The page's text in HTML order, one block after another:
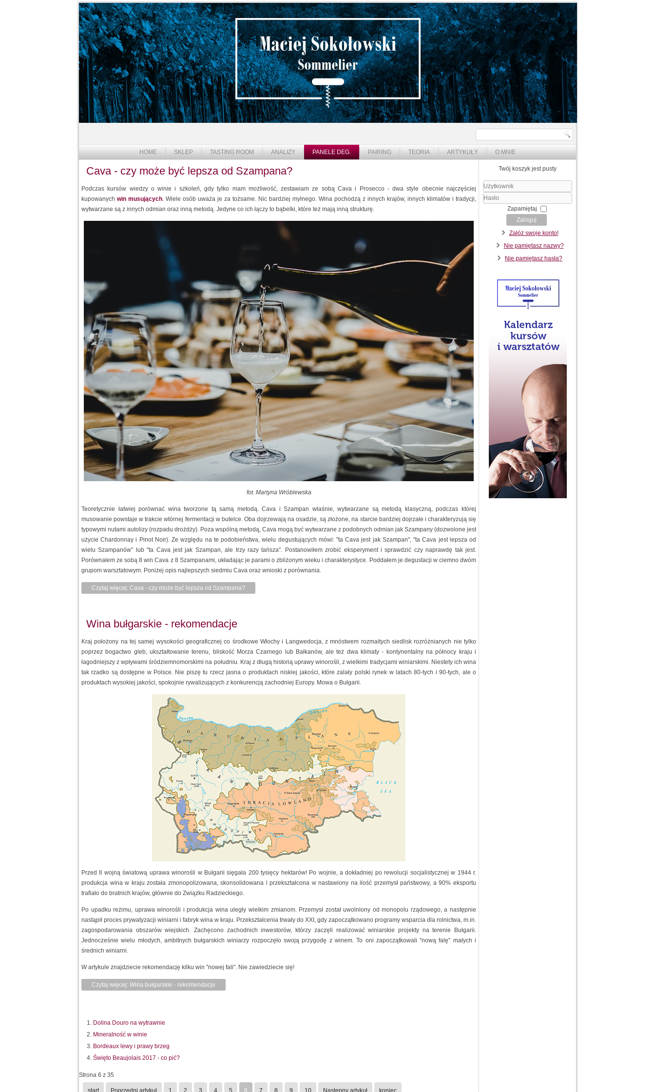
HOME SKLEP TASTING ROOM ANALIZY PANELE DEG. PAIRING TEORIA ARTYKUŁY O MNIE
Cava - czy może być lepsza od Szampana?
Podczas kursów wiedzy o winie i szkoleń, gdy tylko mam możliwość, zestawiam ze sobą Cava i Prosecco - dwa style obecnie najczęściej
kupowanych win musujących. Wiele osób uważa je za tożsame. Nic bardziej mylnego. Wina pochodzą z innych krajów, innych klimatów i tradycji,
wytwarzane są z innych odmian oraz inną metodą. Jedyne co ich łączy to bąbelki, które też mają inną strukturę.
fot. Martyna Wróblewska
Teoretycznie łatwiej porównać wina tworzone tą samą metodą. Cava i Szampan właśnie, wytwarzane są metodą klasyczną, podczas której
musowanie powstaje w trakcie wtórnej fermentacji w butelce. Oba dojrzewają na osadzie, są złożone, na starcie bardziej dojrzałe i charakteryzują się
typowymi nutami autolizy (rozpadu drożdży). Poza wspólną metodą, Cava mogą być wytwarzane z podobnych odmian jak Szampany (dozwolone jest
użycie Chardonnay i Pinot Noir). Ze względu na te podobieństwa, wielu degustujących mówi: "ta Cava jest jak Szampan", "ta Cava jest lepsza od
wielu Szampanów" lub "ta Cava jest jak Szampan, ale trzy razy tańsza". Postanowiłem zrobić eksperyment i sprawdzić czy naprawdę tak jest.
Porównałem ze sobą 8 win Cava z 8 Szampanami, układając je parami o zbliżonym wieku i charakterystyce. Poddałem je degustacji w ciemno dwóm
grupom warsztatowym. Poniżej opis najlepszych siedmiu Cava oraz wnioski z porównania.
Czytaj więcej: Cava - czy może być lepsza od Szampana?
Wina bułgarskie - rekomendacje
Kraj położony na tej samej wysokości geograficznej co środkowe Włochy i Langwedocja, z mnóstwem rozmaitych siedlisk rozróżnianych nie tylko
poprzez bogactwo gleb, ukształtowanie terenu, bliskość Morza Czarnego lub Bałkanów, ale też dwa klimaty - kontynentalny na północy kraju i
łagodniejszy z wpływami śródziemnomorskimi na południu. Kraj z długą historią uprawy winorośli, z wielkimi tradycjami winiarskimi. Niestety ich wina
tak rzadko są dostępne w Polsce. Nie piszę tu rzecz jasna o produktach niskiej jakości, które zalały polski rynek w latach 80-tych i 90-tych, ale o
produktach wysokiej jakości, spokojnie rywalizujących z konkurencją zachodniej Europy. Mowa o Bułgarii.
Przed II wojną światową uprawa winorośli w Bułgarii sięgała 200 tysięcy hektarów! Po wojnie, a dokładniej po rewolucji socjalistycznej w 1944 r.
produkcja wina w kraju została zmonopolizowana, skonsolidowana i przekształcona w nastawiony na ilość przemysł państwowy, a 90% eksportu
trafiało do bratnich krajów, głównie do Związku Radzieckiego.
Po upadku reżimu, uprawa winorośli i produkcja wina uległy wielkim zmianom. Przemysł został uwolniony od monopolu rządowego, a następnie
nastąpił proces prywatyzacji winiarni i fabryk wina w kraju. Przekształcenia trwały do XXI, gdy zapoczątkowano programy wsparcia dla rolnictwa, m.in.
zagospodarowania obszarów wiejskich. Zachęcono zachodnich inwestorów, którzy zaczęli realizować winiarskie projekty na terenie Bułgarii.
Jednocześnie wielu młodych, ambitnych bułgarskich winiarzy rozpoczęło swoją przygodę z winem. To oni zapoczątkowali "nową falę" małych i
średnich winiarni.
W artykule znajdziecie rekomendację kilku win "nowej fali". Nie zawiedziecie się!
Czytaj więcej: Wina bułgarskie - rekomendacje
Dolina Douro na wytrawnie
Mineralność w winie
Bordeaux lewy i prawy brzeg
Święto Beaujolais 2017 - co pić?
Strona 6 z 35
start Poprzedni artykuł 1 2 3 4 5 6 7 8 9 10 Następny artykuł koniec
Twój koszyk jest pusty
Użytkownik
Zapamiętaj
Zaloguj
Załóż swoje konto!
Nie pamiętasz nazwy?
Nie pamiętasz hasła?